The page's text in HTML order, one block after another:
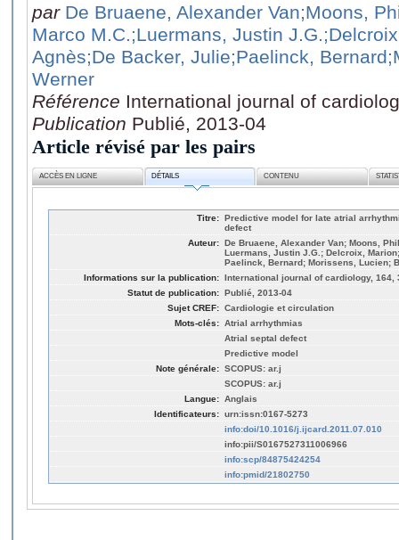
par De Bruaene, Alexander Van;Moons,
Marco M.C.;Luermans, Justin J.G.
Agnès;De Backer, Julie;Paelinck, Bernard
Werner
Référence International journal of
Publication Publié, 2013-04
Article révisé par les pairs
ACCÈS EN LIGNE DÉTAILS CONTENU
Titre: Predictive model for late atrial
defect
Auteur: De Bruaene, Alexander Van; Moons,
Luermans, Justin J.G.; Delcroix,
Paelinck, Bernard; Morissens, Lucien;
Informations sur la publication: International journal of cardiology, 164,
Statut de publication: Publié, 2013-04
Sujet CREF: Cardiologie et circulation
Mots-clés: Atrial arrhythmias
Atrial septal defect
Predictive model
Note générale: SCOPUS: ar.j
SCOPUS: ar.j
Langue: Anglais
Identificateurs: urn:issn:0167-5273
info:doi/10.1016/j.ijcard.2011.07.010
info:pii/S0167527311006966
info:scp/84875424254
info:pmid/21802750